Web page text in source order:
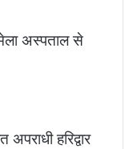
अस्पताल से
हरिद्वार